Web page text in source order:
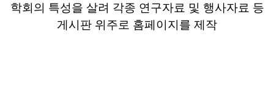
학회의 특성을 살려 각종 연구자료 및 행사자료 등
게시판 위주로 홈페이지를 제작